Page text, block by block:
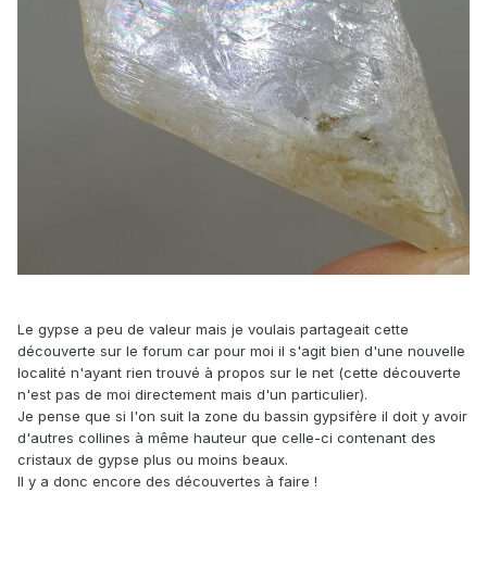
Le gypse a peu de valeur mais je voulais partageait cette
découverte sur le forum car pour moi il s'agit bien d'une nouvelle
localité n'ayant rien trouvé à propos sur le net (cette découverte
n'est pas de moi directement mais d'un particulier).
Je pense que si l'on suit la zone du bassin gypsifère il doit y avoir
d'autres collines à même hauteur que celle-ci contenant des
cristaux de gypse plus ou moins beaux.
Il y a donc encore des découvertes à faire !